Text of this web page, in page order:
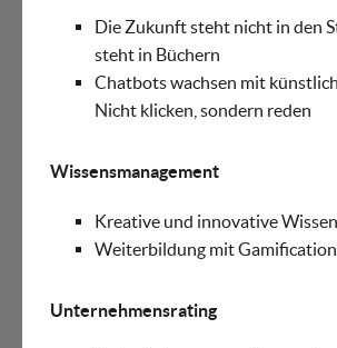
Die Zukunft steht nicht in den
steht in Büchern
Chatbots wachsen mit
Nicht klicken, sondern reden
Wissensmanagement
Kreative und innovative
Weiterbildung mit Gamification
Unternehmensrating